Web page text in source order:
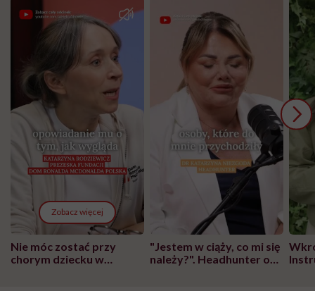
Zobacz więcej
Nie móc zostać przy
chorym dziecku w
"Jestem w ciąży, co mi się
należy?". Headhunter o